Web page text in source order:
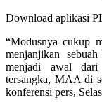
Download aplikasi
“Modusnya cukup
menjanjikan
menjadi awal dari
tersangka, MAA di
konferensi pers,